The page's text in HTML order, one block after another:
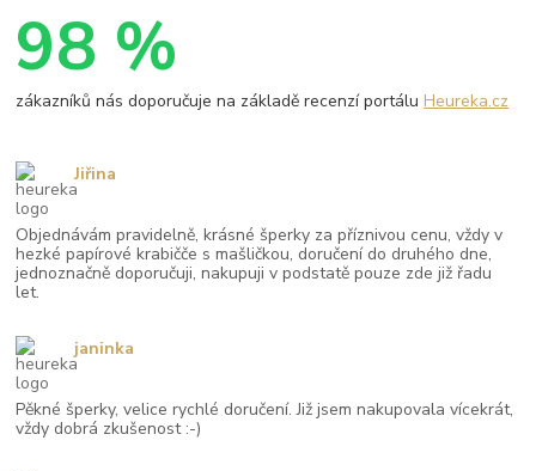
98 %
zákazníků nás doporučuje na základě recenzí portáluHeureka.cz
Objednávám pravidelně, krásné šperky za příznivou cenu, vždy v
hezké papírové krabičče s mašličkou, doručení do druhého dne,
jednoznačně doporučuji, nakupuji v podstatě pouze zde již řadu
let.
Jiřina
Pěkné šperky, velice rychlé doručení. Již jsem nakupovala vícekrát,
vždy dobrá zkušenost :-)
janinka